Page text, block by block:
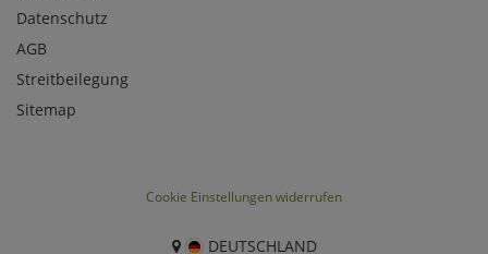
Datenschutz
AGB
Streitbeilegung
Sitemap
Cookie Einstellungen widerrufen
DEUTSCHLAND